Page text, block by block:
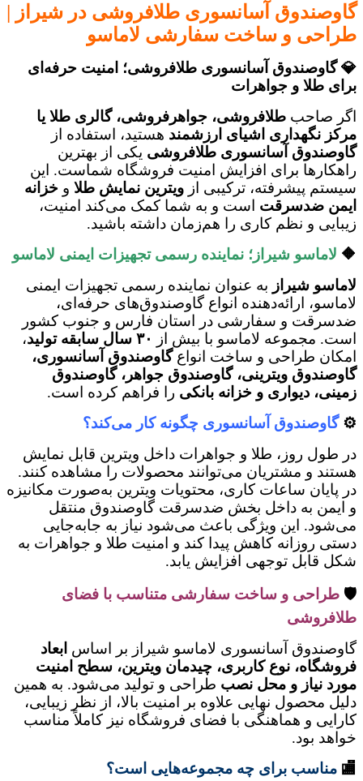
گاوصندوق آسانسوری طلافروشی در شیراز |
طراحی و ساخت سفارشی لاماسو
💎 گاوصندوق آسانسوری طلافروشی؛ امنیت حرفه‌ای
برای طلا و جواهرات
اگر صاحب طلافروشی، جواهرفروشی، گالری طلا یا
مرکز نگهداری اشیای ارزشمندهستید، استفاده از
گاوصندوق آسانسوری طلافروشییکی از بهترین
راهکارها برای افزایش امنیت فروشگاه شماست. این
سیستم پیشرفته، ترکیبی از ویترین نمایش طلاو خزانه
ایمن ضدسرقتاست و به شما کمک می‌کند امنیت،
زیبایی و نظم کاری را هم‌زمان داشته باشید.
🔶لاماسو شیراز؛ نماینده رسمی تجهیزات ایمنی لاماسو
لاماسو شیراز به عنوان نماینده رسمی تجهیزات ایمنی
لاماسو، ارائه‌دهنده انواع گاوصندوق‌های حرفه‌ای،
ضدسرقت و سفارشی در استان فارس و جنوب کشور
است. مجموعه لاماسو با بیش از
۳۰ سال سابقه تولید
،
امکان طراحی و ساخت انواع گاوصندوق آسانسوری،
گاوصندوق ویترینی، گاوصندوق جواهر، گاوصندوق
زمینی، دیواری و خزانه بانکیرا فراهم کرده است.
⚙️ گاوصندوق آسانسوری چگونه کار می‌کند؟
در طول روز، طلا و جواهرات داخل ویترین قابل نمایش
هستند و مشتریان می‌توانند محصولات را مشاهده کنند.
در پایان ساعات کاری، محتویات ویترین به‌صورت مکانیزه
و ایمن به داخل بخش ضدسرقت گاوصندوق منتقل
می‌شود. این ویژگی باعث می‌شود نیاز به جابه‌جایی
دستی روزانه کاهش پیدا کند و امنیت طلا و جواهرات به
شکل قابل توجهی افزایش یابد.
🛡️ طراحی و ساخت سفارشی متناسب با فضای
طلافروشی
گاوصندوق آسانسوری لاماسو شیراز بر اساس ابعاد
فروشگاه، نوع کاربری، چیدمان ویترین، سطح امنیت
مورد نیاز و محل نصبطراحی و تولید می‌شود. به همین
دلیل محصول نهایی علاوه بر امنیت بالا، از نظر زیبایی،
کارایی و هماهنگی با فضای فروشگاه نیز کاملاً مناسب
خواهد بود.
🏬 مناسب برای چه مجموعه‌هایی است؟